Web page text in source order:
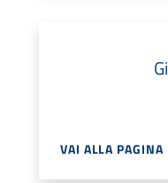
VAI ALLA PAGINA